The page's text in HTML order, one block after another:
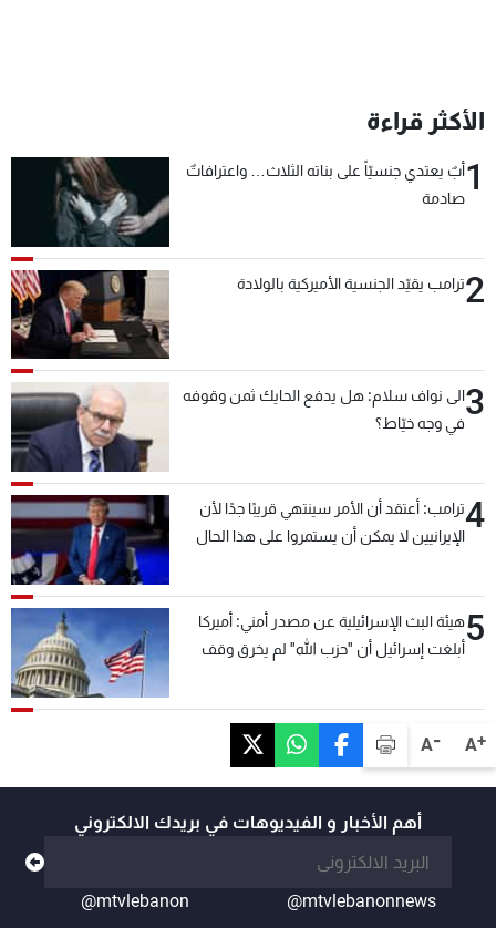
A+
A-
الأكثر قراءة
1أبٌ يعتدي جنسيّاً على بناته الثلاث… واعترافاتٌ
صادمة
2ترامب يقيّد الجنسية الأميركية بالولادة
3الى نواف سلام: هل يدفع الحايك ثمن وقوفه
في وجه خيّاط؟
4ترامب: أعتقد أن الأمر سينتهي قريبًا جدًا لأن
الإيرانيين لا يمكن أن يستمروا على هذا الحال
5هيئة البث الإسرائيلية عن مصدر أمني: أميركا
أبلغت إسرائيل أن "حزب الله" لم يخرق وقف
أهم الأخبار و الفيديوهات في بريدك الالكتروني
@mtvlebanonnews
@mtvlebanon